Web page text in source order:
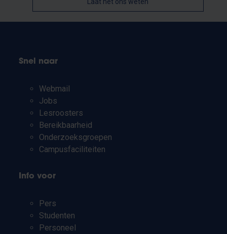
Snel naar
Webmail
Jobs
Lesroosters
Bereikbaarheid
Onderzoeksgroepen
Campusfaciliteiten
Info voor
Pers
Studenten
Personeel